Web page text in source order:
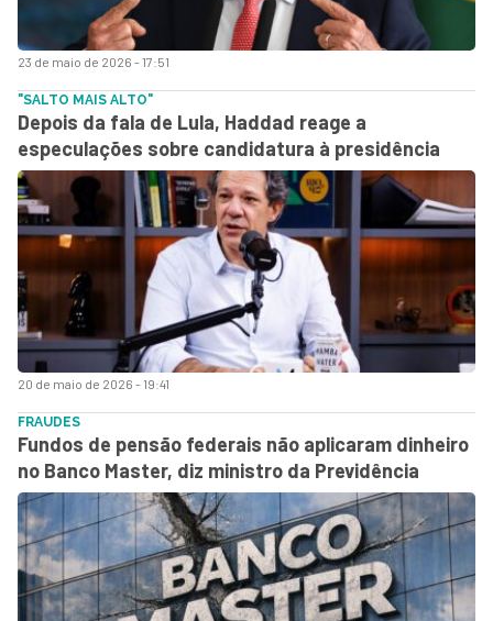
23 de maio de 2026 - 17:51
20 de maio de 2026 - 19:41
"SALTO MAIS ALTO"
Depois da fala de Lula, Haddad reage a
especulações sobre candidatura à presidência
FRAUDES
Fundos de pensão federais não aplicaram dinheiro
no Banco Master, diz ministro da Previdência